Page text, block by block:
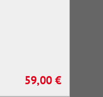
Regulärer Preis:
59,00 €